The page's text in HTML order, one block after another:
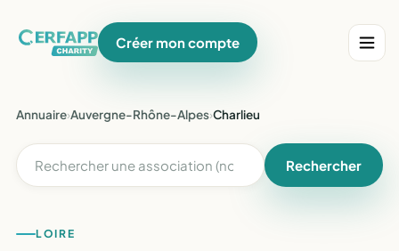
Créer mon compte
Annuaire›Auvergne-Rhône-Alpes›Charlieu
Rechercher
LOIRE